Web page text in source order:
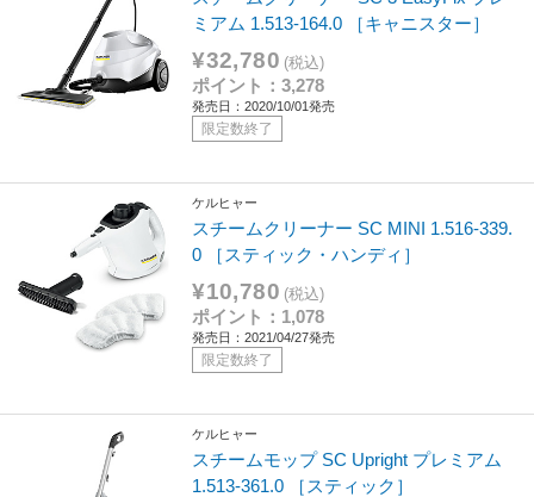
ミアム 1.513-164.0 ［キャニスター］
¥32,780 (税込)
ポイント：3,278
発売日：2020/10/01発売
限定数終了
ケルヒャー
スチームクリーナー SC MINI 1.516-339.
0 ［スティック・ハンディ］
¥10,780 (税込)
ポイント：1,078
発売日：2021/04/27発売
限定数終了
ケルヒャー
スチームモップ SC Upright プレミアム
1.513-361.0 ［スティック］